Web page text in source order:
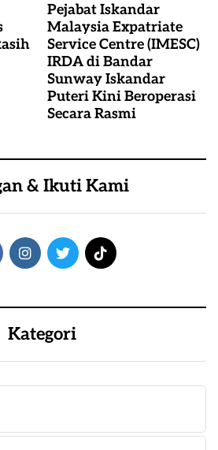
Pejabat Iskandar
Malaysia Expatriate
Service Centre (IMESC)
IRDA di Bandar
Sunway Iskandar
Puteri Kini Beroperasi
Secara Rasmi
& Ikuti Kami
Kategori